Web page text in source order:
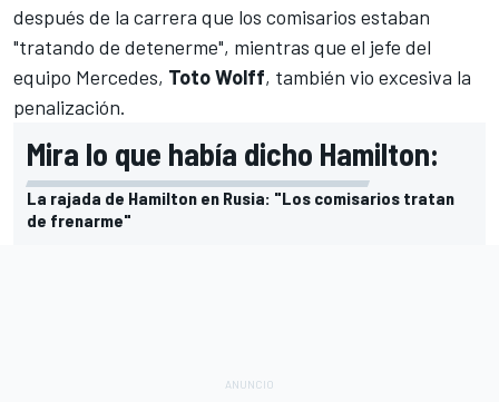
después de la carrera que los comisarios estaban
"tratando de detenerme", mientras que el jefe del
equipo Mercedes, Toto Wolff, también vio excesiva la
penalización.
Mira lo que había dicho Hamilton:
La rajada de Hamilton en Rusia: "Los comisarios tratan
de frenarme"